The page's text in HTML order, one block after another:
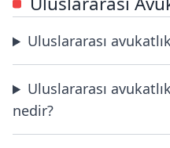
Uluslararası
Uluslararası
nedir?